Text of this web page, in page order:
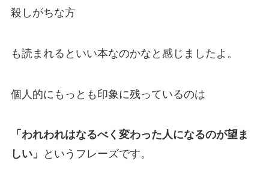
殺しがちな方
も読まれるといい本なのかなと感じましたよ。
個人的にもっとも印象に残っているのは
「われわれはなるべく変わった人になるのが望ま
しい」
というフレーズです。